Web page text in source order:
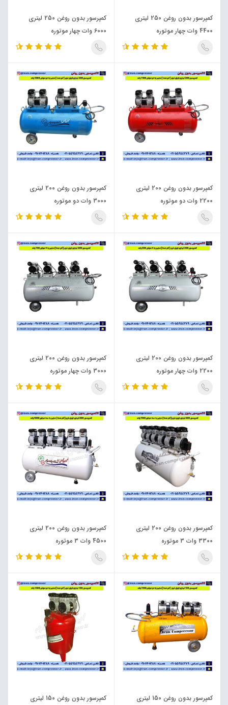
کمپرسور بدون روغن 250 لیتری
4400 وات چهار موتوره
کمپرسور بدون روغن 250 لیتری
6000 وات چهار موتوره
کمپرسور بدون روغن 200 لیتری
2200 وات دو موتوره
کمپرسور بدون روغن 200 لیتری
3000 وات دو موتوره
کمپرسور بدون روغن 200 لیتری
2200 وات چهار موتوره
کمپرسور بدون روغن 200 لیتری
3000 وات چهار موتوره
کمپرسور بدون روغن 200 لیتری
3300 وات 3 موتوره
کمپرسور بدون روغن 200 لیتری
4500 وات 3 موتوره
کمپرسور بدون روغن 150 لیتری
کمپرسور بدون روغن 150 لیتری